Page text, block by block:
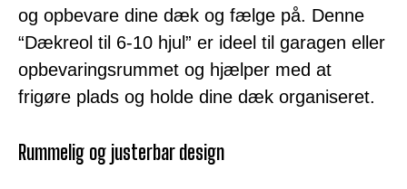
og opbevare dine dæk og fælge på. Denne
“Dækreol til 6-10 hjul” er ideel til garagen eller
opbevaringsrummet og hjælper med at
frigøre plads og holde dine dæk organiseret.
Rummelig og justerbar design